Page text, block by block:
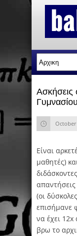
Ασκήσεις
October
Είναι
μαθητές)
(οι
επισήμανε
να έχει 12x
βρω το